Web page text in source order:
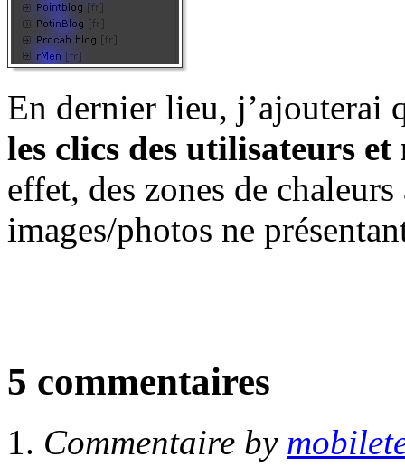
En dernier lieu, j’ajouterai
les clics des utilisateurs et
effet, des zones de
images/photos ne
5 commentaires
Commentaire by